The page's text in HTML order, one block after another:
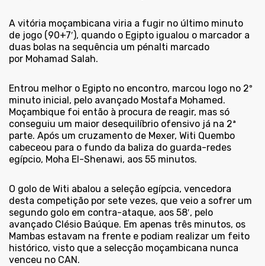
A vitória moçambicana viria a fugir no último minuto
de jogo (90+7′), quando o Egipto igualou o marcador a
duas bolas na sequência um pénalti marcado
por Mohamad Salah.
Entrou melhor o Egipto no encontro, marcou logo no 2º
minuto inicial, pelo avançado Mostafa Mohamed.
Moçambique foi então à procura de reagir, mas só
conseguiu um maior desequilíbrio ofensivo já na 2ª
parte. Após um cruzamento de Mexer, Witi Quembo
cabeceou para o fundo da baliza do guarda-redes
egípcio, Moha El-Shenawi, aos 55 minutos.
O golo de Witi abalou a seleção egípcia, vencedora
desta competição por sete vezes, que veio a sofrer um
segundo golo em contra-ataque, aos 58′, pelo
avançado Clésio Baúque. Em apenas três minutos, os
Mambas estavam na frente e podiam realizar um feito
histórico, visto que a selecção moçambicana nunca
venceu no CAN.